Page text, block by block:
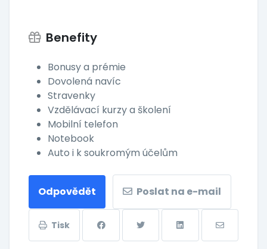
Benefity
Bonusy a prémie
Dovolená navíc
Stravenky
Vzdělávací kurzy a školení
Mobilní telefon
Notebook
Auto i k soukromým účelům
Odpovědět Poslat na e-mail
Tisk